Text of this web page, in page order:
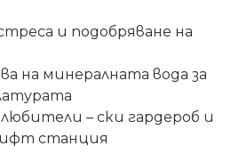
и подобряване на
на минералната вода за
– ски гардероб и
станция